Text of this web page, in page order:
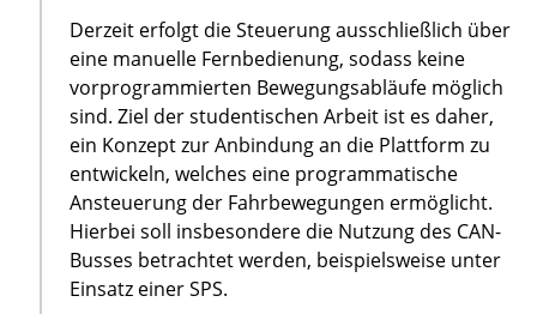
Derzeit erfolgt die Steuerung ausschließlich über
eine manuelle Fernbedienung, sodass keine
vorprogrammierten Bewegungsabläufe möglich
sind. Ziel der studentischen Arbeit ist es daher,
ein Konzept zur Anbindung an die Plattform zu
entwickeln, welches eine programmatische
Ansteuerung der Fahrbewegungen ermöglicht.
Hierbei soll insbesondere die Nutzung des CAN-
Busses betrachtet werden, beispielsweise unter
Einsatz einer SPS.